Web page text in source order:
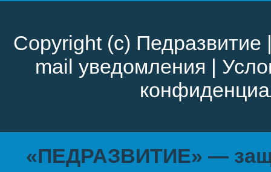
Copyright (c) Педразвитие
mail уведомления |
«ПЕДРАЗВИТИЕ» —